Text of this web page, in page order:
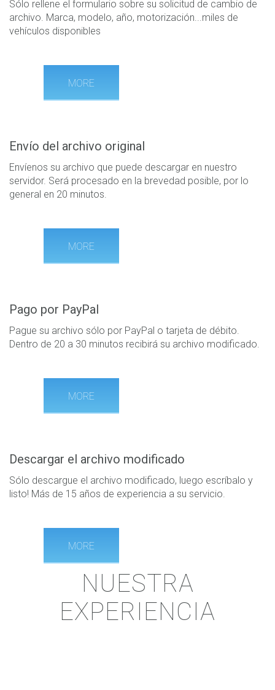
Sólo rellene el formulario sobre su solicitud de cambio de
archivo. Marca, modelo, año, motorización...miles de
vehículos disponibles
MORE
Envío del archivo original
Envíenos su archivo que puede descargar en nuestro
servidor. Será procesado en la brevedad posible, por lo
general en 20 minutos.
MORE
Pago por PayPal
Pague su archivo sólo por PayPal o tarjeta de débito.
Dentro de 20 a 30 minutos recibirá su archivo modificado.
MORE
Descargar el archivo modificado
Sólo descargue el archivo modificado, luego escríbalo y
listo! Más de 15 años de experiencia a su servicio.
MORE
NUESTRA
EXPERIENCIA